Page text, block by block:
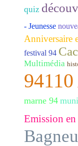
quiz
- Jeunesse
Anniversaire
festival 94
Multimédia
marne 94
Emission